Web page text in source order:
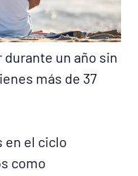
un año sin
más de 37
en el ciclo
como